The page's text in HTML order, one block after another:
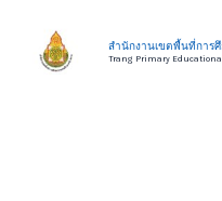
content
สำนักงานเขตพื้นที่การ
Trang Primary